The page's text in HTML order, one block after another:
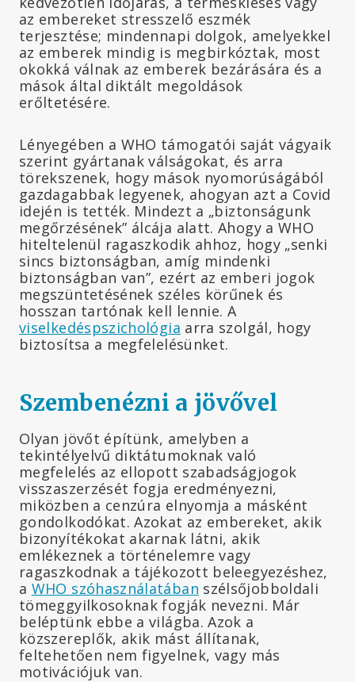
az embereket stresszelő eszmék
terjesztése; mindennapi dolgok, amelyekkel
az emberek mindig is megbirkóztak, most
okokká válnak az emberek bezárására és a
mások által diktált megoldások
erőltetésére.
Lényegében a WHO támogatói saját vágyaik
szerint gyártanak válságokat, és arra
törekszenek, hogy mások nyomorúságából
gazdagabbak legyenek, ahogyan azt a Covid
idején is tették. Mindezt a „biztonságunk
megőrzésének” álcája alatt. Ahogy a WHO
hiteltelenül ragaszkodik ahhoz, hogy „senki
sincs biztonságban, amíg mindenki
biztonságban van”, ezért az emberi jogok
megszüntetésének széles körűnek és
hosszan tartónak kell lennie. A
viselkedéspszichológia arra szolgál, hogy
biztosítsa a megfelelésünket.
Szembenézni a jövővel
Olyan jövőt építünk, amelyben a
tekintélyelvű diktátumoknak való
megfelelés az ellopott szabadságjogok
visszaszerzését fogja eredményezni,
miközben a cenzúra elnyomja a másként
gondolkodókat. Azokat az embereket, akik
bizonyítékokat akarnak látni, akik
emlékeznek a történelemre vagy
ragaszkodnak a tájékozott beleegyezéshez,
a WHO szóhasználatában szélsőjobboldali
tömeggyilkosoknak fogják nevezni. Már
beléptünk ebbe a világba. Azok a
közszereplők, akik mást állítanak,
feltehetően nem figyelnek, vagy más
motivációjuk van.